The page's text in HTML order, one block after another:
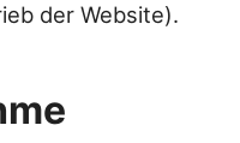
der Website).